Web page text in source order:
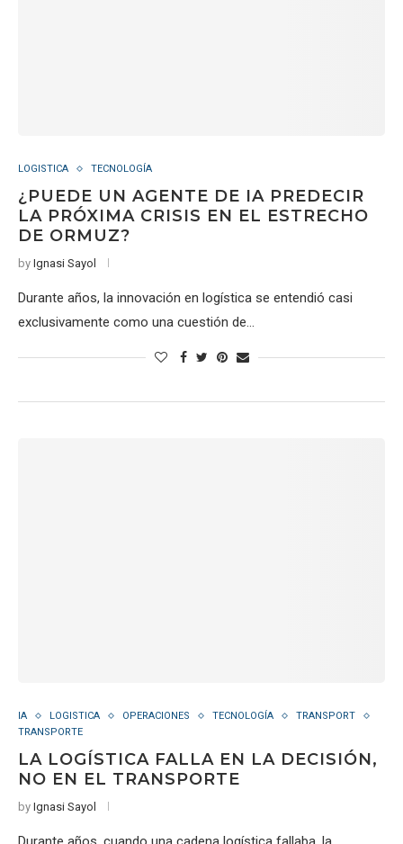
LOGISTICA TECNOLOGÍA
¿PUEDE UN AGENTE DE IA PREDECIR
LA PRÓXIMA CRISIS EN EL ESTRECHO
DE ORMUZ?
by Ignasi Sayol
Durante años, la innovación en logística se entendió casi
exclusivamente como una cuestión de…
IA LOGISTICA OPERACIONES TECNOLOGÍA
TRANSPORT
TRANSPORTE
LA LOGÍSTICA FALLA EN LA DECISIÓN,
NO EN EL TRANSPORTE
by Ignasi Sayol